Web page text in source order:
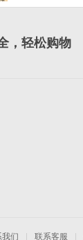
4支 颜色随机发
，轻松购物
我们 联系客服